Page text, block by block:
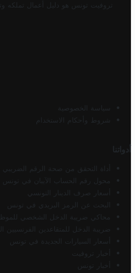
تروفيت تونس هو دليل أعمال تملكه
سياسة الخصوصية
شروط وأحكام الاستخدام
أدواتنا
أداة التحقق من صحة الرقم الضريبي
محول رقم الحساب الآيبان في تونس
أسعار صرف الدينار التونسي
البحث عن الرمز البريدي في تونس
محاكي ضريبة الدخل الشخصي
ضريبة الدخل للمتقاعدين الفرنسيين
أسعار السيارات الجديدة في تونس
أخبار تروفيت
أخبار تونس